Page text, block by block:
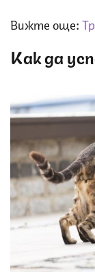
Вижте още:
Как да